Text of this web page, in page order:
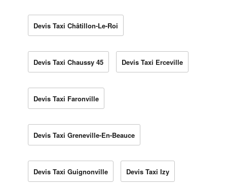
Devis Taxi Châtillon-Le-Roi
Devis Taxi Chaussy 45 Devis Taxi Erceville
Devis Taxi Faronville
Devis Taxi Greneville-En-Beauce
Devis Taxi Guignonville Devis Taxi Izy